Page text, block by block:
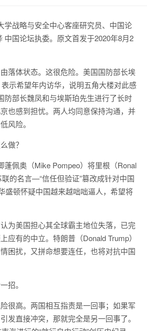
学战略与安全中心客座研究员、中国论
中国论坛执委。原文首发于2020年8月2
落体状态。这很危险。美国国防部长埃
示希望年内访华，说明五角大楼对此感
防部长魏凤和与埃斯珀先生进行了长时
也感到担忧。两人均同意保持沟通，并
风险。
做？
蓬佩奥（Mike Pompeo）将里根（Ronal
的名言—“信任但验证”篡改成针对中国
盛顿怀疑中国越来越咄咄逼人，希望将
为美国担心其全球霸主地位失落，已完
应有的中立。特朗普（Donald Trump）
困扰，又拼命想要连任，也将对抗中国
招。
很高。两国相互指责是一回事；如果军
发直接冲突，那就完全是另一回事了。